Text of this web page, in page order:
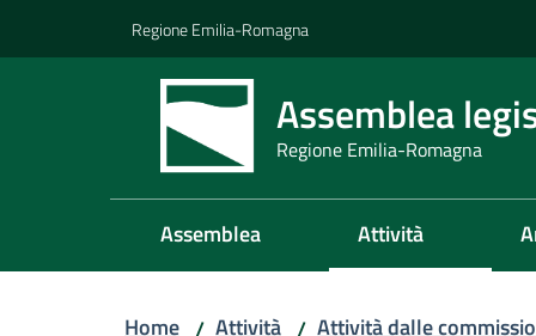
Regione Emilia-Romagna
Assemblea
Regione Emilia-Romagna
Assemblea Attività
Home / Attività / Attività dalle